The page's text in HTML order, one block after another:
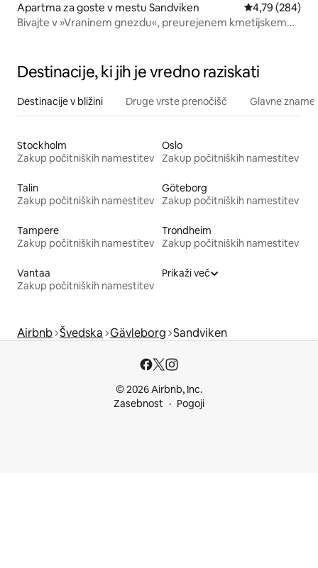
Apartma za goste v mestu Sandviken Povprečna
4,79 (284)
Bivajte v »Vraninem gnezdu«, preurejenem kmetijskem
Destinacije, ki jih je vredno raziskati
Destinacije v bližini Druge vrste prenočišč Glavne
Stockholm
Zakup počitniških namestitev
Oslo
Zakup počitniških namestitev
Talin
Zakup počitniških namestitev
Göteborg
Zakup počitniških namestitev
Tampere
Zakup počitniških namestitev
Trondheim
Zakup počitniških namestitev
Vantaa
Zakup počitniških namestitev
Prikaži več
Airbnb Švedska Gävleborg Sandviken
© 2026 Airbnb, Inc.
Zasebnost
Pogoji